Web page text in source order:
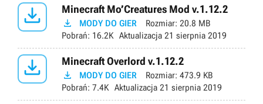
 Minecraft Mo’Creatures Mod v.1.12.2
 MODY DO GIER Rozmiar: 20.8 MB
Pobrań: 16.2K Aktualizacja 21 sierpnia 2019
 Minecraft Overlord v.1.12.2
 MODY DO GIER Rozmiar: 473.9 KB
Pobrań: 7.4K Aktualizacja 21 sierpnia 2019